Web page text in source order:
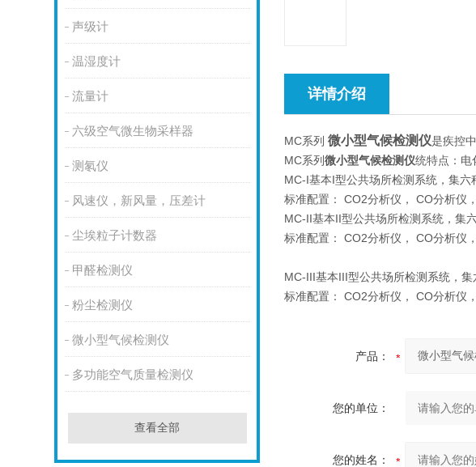
声级计
温湿度计
流量计
六级空气微生物采样器
测氡仪
风速仪，新风量，压差计
尘埃粒子计数器
甲醛检测仪
粉尘检测仪
微小型气候检测仪
多功能空气质量检测仪
查看全部
详情介绍
MC系列微小型气候检测仪是疾控
MC系列微小型气候检测仪统特点：电
MC-I基本I型公共场所检测系统，集六
标准配置： CO2分析仪， CO分析仪
MC-II基本II型公共场所检测系统，集
标准配置： CO2分析仪， CO分析仪
MC-III基本III型公共场所检测系统，
标准配置： CO2分析仪， CO分析仪
产品：
您的单位：
您的姓名：